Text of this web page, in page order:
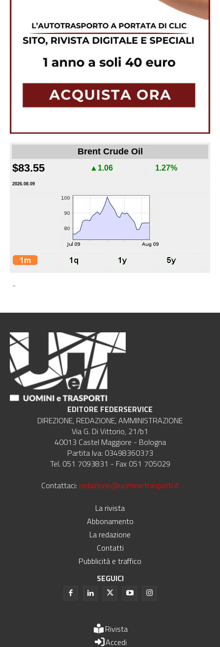
Brent Crude Oil
$83.55 ▲1.06 1.27%
2026.08.09
-
EDITORE FEDERSERVICE
DIREZIONE, REDAZIONE, AMMINISTRAZIONE
Via G. Di Vittorio, 21/b1
40013 Castel Maggiore - Bologna
Partita Iva: 03498360373
Tel. 051 7093831 - Fax 051 705029
Contattaci: redazione@uominietrasporti.it
La rivista
Abbonamento
La redazione
Contatti
Pubblicità e traffico
SEGUICI
Rivista
Accedi